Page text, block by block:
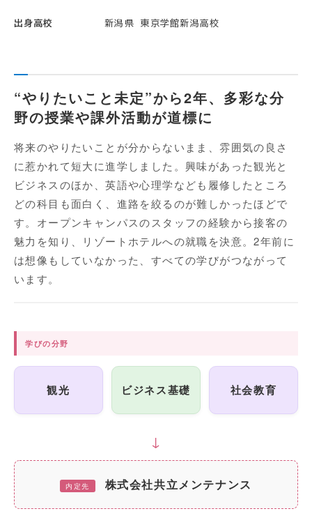
出身高校 新潟県 東京学館新潟高校
“やりたいこと未定”から2年、多彩な分
野の授業や課外活動が道標に
将来のやりたいことが分からないまま、雰囲気の良さ
に惹かれて短大に進学しました。興味があった観光と
ビジネスのほか、英語や心理学なども履修したところ
どの科目も面白く、進路を絞るのが難しかったほどで
す。オープンキャンパスのスタッフの経験から接客の
魅力を知り、リゾートホテルへの就職を決意。2年前に
は想像もしていなかった、すべての学びがつながって
います。
学びの分野
観光 ビジネス基礎 社会教育
↓
内定先 株式会社共立メンテナンス